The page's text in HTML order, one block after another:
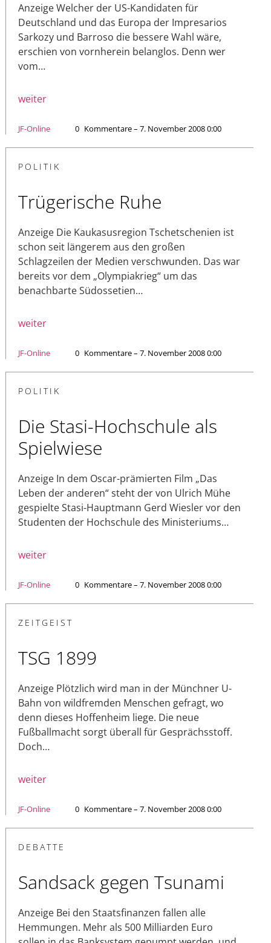
Anzeige Welcher der US-Kandidaten für
Deutschland und das Europa der Impresarios
Sarkozy und Barroso die bessere Wahl wäre,
erschien von vornherein belanglos. Denn wer
vom…
weiter
JF-Online 0 Kommentare – 7. November 2008 0:00
POLITIK
Trügerische Ruhe
Anzeige Die Kaukasusregion Tschetschenien ist
schon seit längerem aus den großen
Schlagzeilen der Medien verschwunden. Das war
bereits vor dem „Olympiakrieg“ um das
benachbarte Südossetien…
weiter
JF-Online 0 Kommentare – 7. November 2008 0:00
POLITIK
Die Stasi-Hochschule als
Spielwiese
Anzeige In dem Oscar-prämierten Film „Das
Leben der anderen“ steht der von Ulrich Mühe
gespielte Stasi-Hauptmann Gerd Wiesler vor den
Studenten der Hochschule des Ministeriums…
weiter
JF-Online 0 Kommentare – 7. November 2008 0:00
ZEITGEIST
TSG 1899
Anzeige Plötzlich wird man in der Münchner U-
Bahn von wildfremden Menschen gefragt, wo
denn dieses Hoffenheim liege. Die neue
Fußballmacht sorgt überall für Gesprächsstoff.
Doch…
weiter
JF-Online 0 Kommentare – 7. November 2008 0:00
DEBATTE
Sandsack gegen Tsunami
Anzeige Bei den Staatsfinanzen fallen alle
Hemmungen. Mehr als 500 Milliarden Euro